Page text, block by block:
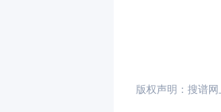
版权声明：搜谱